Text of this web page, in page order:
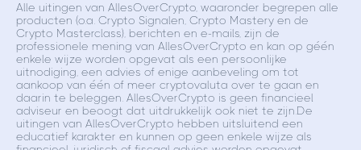
Alle uitingen van AllesOverCrypto, waaronder begrepen alle
producten (o.a. Crypto Signalen, Crypto Mastery en de
Crypto Masterclass), berichten en e-mails, zijn de
professionele mening van AllesOverCrypto en kan op géén
enkele wijze worden opgevat als een persoonlijke
uitnodiging, een advies of enige aanbeveling om tot
aankoop van één of meer cryptovaluta over te gaan en
daarin te beleggen. AllesOverCrypto is geen financieel
adviseur en beoogt dat uitdrukkelijk ook niet te zijn.De
uitingen van AllesOverCrypto hebben uitsluitend een
educatief karakter en kunnen op geen enkele wijze als